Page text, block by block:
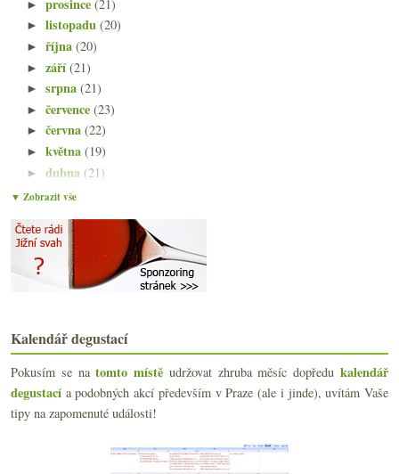
►prosince(21)
►listopadu(20)
►října(20)
►září(21)
►srpna(21)
►července(23)
►června(22)
►května(19)
►dubna (21)
▼března
Uherské Hradiště, Brod a víno z Lidlu
Průmyslové bio a něco jídla ve vlaku
Champagne seminář v Brně
Dvě levné stálice v mé chladničce
Nesířená beruška, protišmejdská novela vinařského ...
Přehlídka vín z Kalifornie
Polozapomenutá Marsala
ZDAR tasmánskému pinotu!
Pár cizojazyčných termínů k procvičení znalostí
Nadšení z ryzlinku od Kreydenweisse
Sponzoring blogu po čtvrt roce
▼ Zobrazit vše
Kalendář degustací
Pokusím se natomto místě udržovat zhruba měsíc dopředukalendář
degustacía podobných akcí především v Praze (ale i jinde), uvítám Vaše
tipy na zapomenuté události!